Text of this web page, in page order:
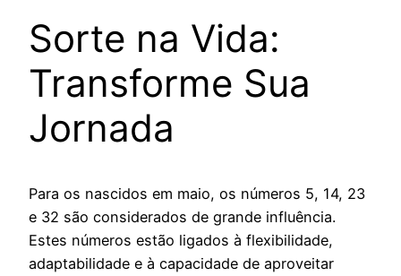
Sorte na Vida:
Transforme Sua
Jornada
Para os nascidos em maio, os números 5, 14, 23
e 32 são considerados de grande influência.
Estes números estão ligados à flexibilidade,
adaptabilidade e à capacidade de aproveitar